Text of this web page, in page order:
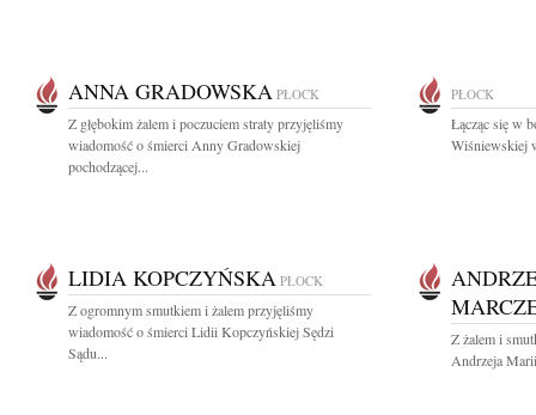
ANNA GRADOWSKA PŁOCK
Z głębokim żalem i poczuciem straty przyjęliśmy
wiadomość o śmierci Anny Gradowskiej
pochodzącej...
PŁOCK
Łącząc się w
Wiśniewskiej
LIDIA KOPCZYŃSKA PŁOCK
Z ogromnym smutkiem i żalem przyjęliśmy
wiadomość o śmierci Lidii Kopczyńskiej Sędzi
Sądu...
Z żalem i
Andrzeja